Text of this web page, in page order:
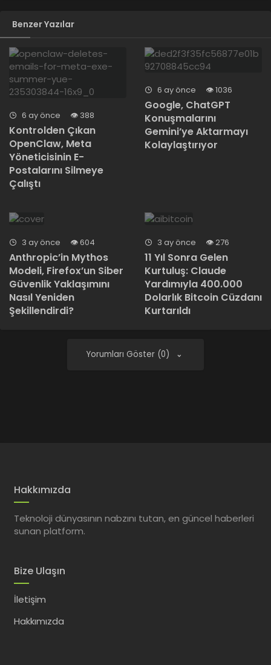
Benzer Yazılar
6 ay önce 388
Kontrolden Çıkan
OpenClaw, Meta
Yöneticisinin E-
Postalarını Silmeye
Çalıştı
6 ay önce 1036
Google, ChatGPT
Konuşmalarını
Gemini’ye Aktarmayı
Kolaylaştırıyor
3 ay önce 604
Anthropic’in Mythos
Modeli, Firefox’un Siber
Güvenlik Yaklaşımını
Nasıl Yeniden
Şekillendirdi?
3 ay önce 276
11 Yıl Sonra Gelen
Kurtuluş: Claude
Yardımıyla 400.000
Dolarlık Bitcoin Cüzdanı
Kurtarıldı
Yorumları Göster (0)
Hakkımızda
Teknoloji dünyasının nabzını tutan, en güncel haberleri
sunan platform.
Bize Ulaşın
İletişim
Hakkımızda